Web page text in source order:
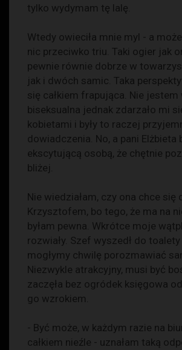
tylko wydymam tę lalę.
Wtedy owieciła mnie myl - a
nic przeciwko triu. Taki ogier jak
pewnie równie dobrze w
jak i dwóch samic. Taka
się całkiem frapująca. Nie jestem
biseksualna jednak zdarzało mi
kobietami i były to raczej
dowiadczenia. No, a pani Elżbieta
ekscytującą osobą, że chętnie
bliżej.
Nie wiedziałam, czy ona chce się
Krzysztofem, bo tego, że ma na
byłam pewna. Wkrótce moje
rozwiały. Szef wyszedł do
mogłymy chwilę porozmawiać
Niezwykle atrakcyjny, musi być
zaczęła bez ogródek księgowa
go wzrokiem.
- Być może, w każdym razie na
całkiem nieźle - uznałam taką